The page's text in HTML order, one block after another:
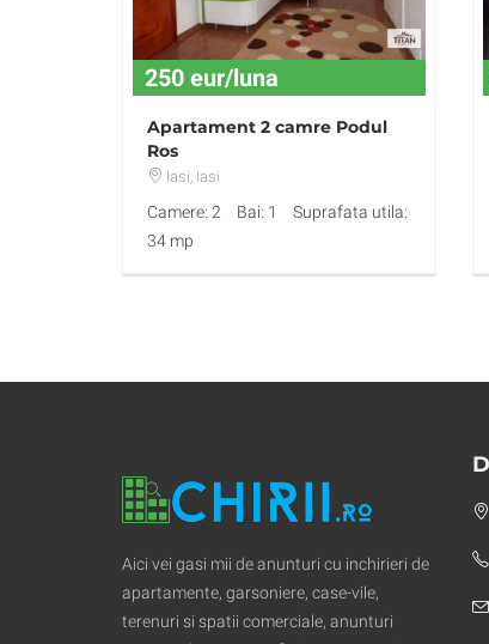
250 eur/luna
Apartament 2 camre Podul
Ros
Iasi, Iasi
Camere: 2 Bai: 1
Suprafata utila:
34 mp
Aici vei gasi mii de anunturi cu inchirieri de
apartamente, garsoniere, case-vile,
terenuri si spatii comerciale, anunturi